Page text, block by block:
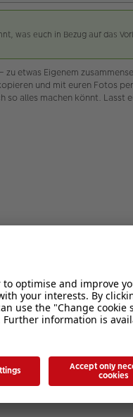
was euch in Bezug auf das
etwas Eigenem
und mit euren Fotos
so alles machen könnt. Lasst